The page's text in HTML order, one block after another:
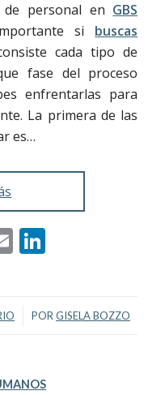
de personal en GBS
si buscas
cada tipo de
fase del proceso
enfrentarlas para
La primera de las
es…
EmailLinkedIn
PORGISELA BOZZO